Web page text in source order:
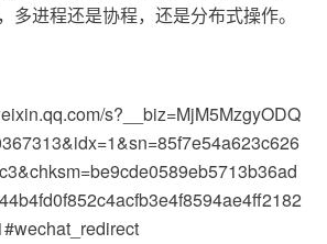
多进程还是协程，还是分布式操作。
s?__biz=MjM5MzgyODQ